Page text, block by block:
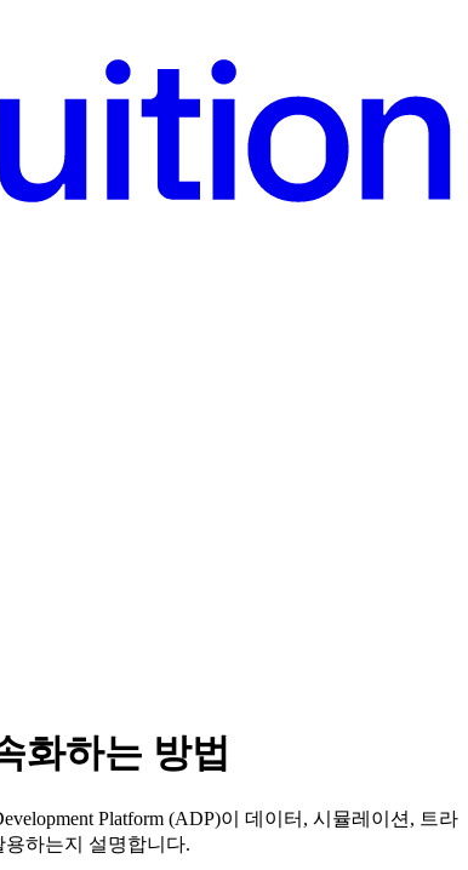
화하는 방법
Platform (ADP)이 데이터, 시뮬레이션, 트라
하는지 설명합니다.